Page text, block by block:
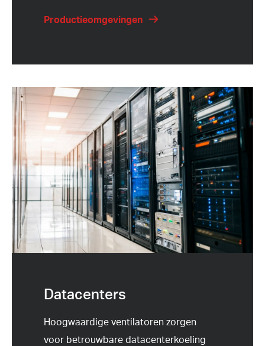
Productieomgevingen
Datacenters
Hoogwaardige ventilatoren zorgen
voor betrouwbare datacenterkoeling